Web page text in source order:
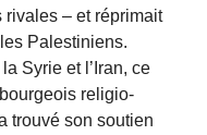
rivales – et réprimait
Palestiniens.
Syrie et l’Iran, ce
religio-
trouvé son soutien